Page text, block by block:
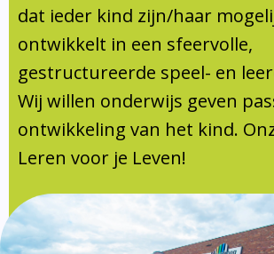
Schoolvakanties
Ouderraad
Medezeggenschapsraad
Documentatie
Formulieren
SIKO
Samenwerkingen
dat ieder kind zijn/haar
ontwikkelt in een sfeervolle,
gestructureerde speel- en
Wij willen onderwijs geven
ontwikkeling van het kind.
Leren voor je Leven!